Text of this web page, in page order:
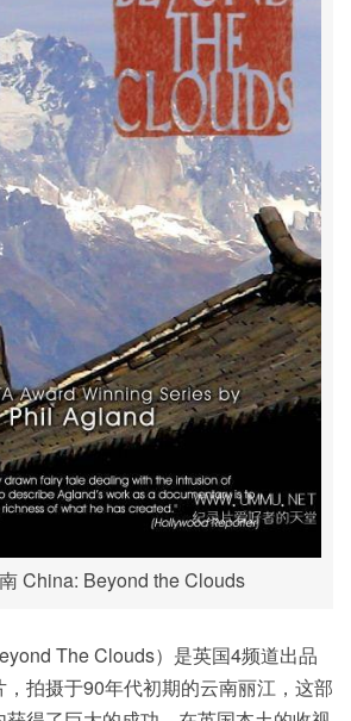
China: Beyond the Clouds
The Clouds）是英国4频道出品
拍摄于90年代初期的云南丽江，这部